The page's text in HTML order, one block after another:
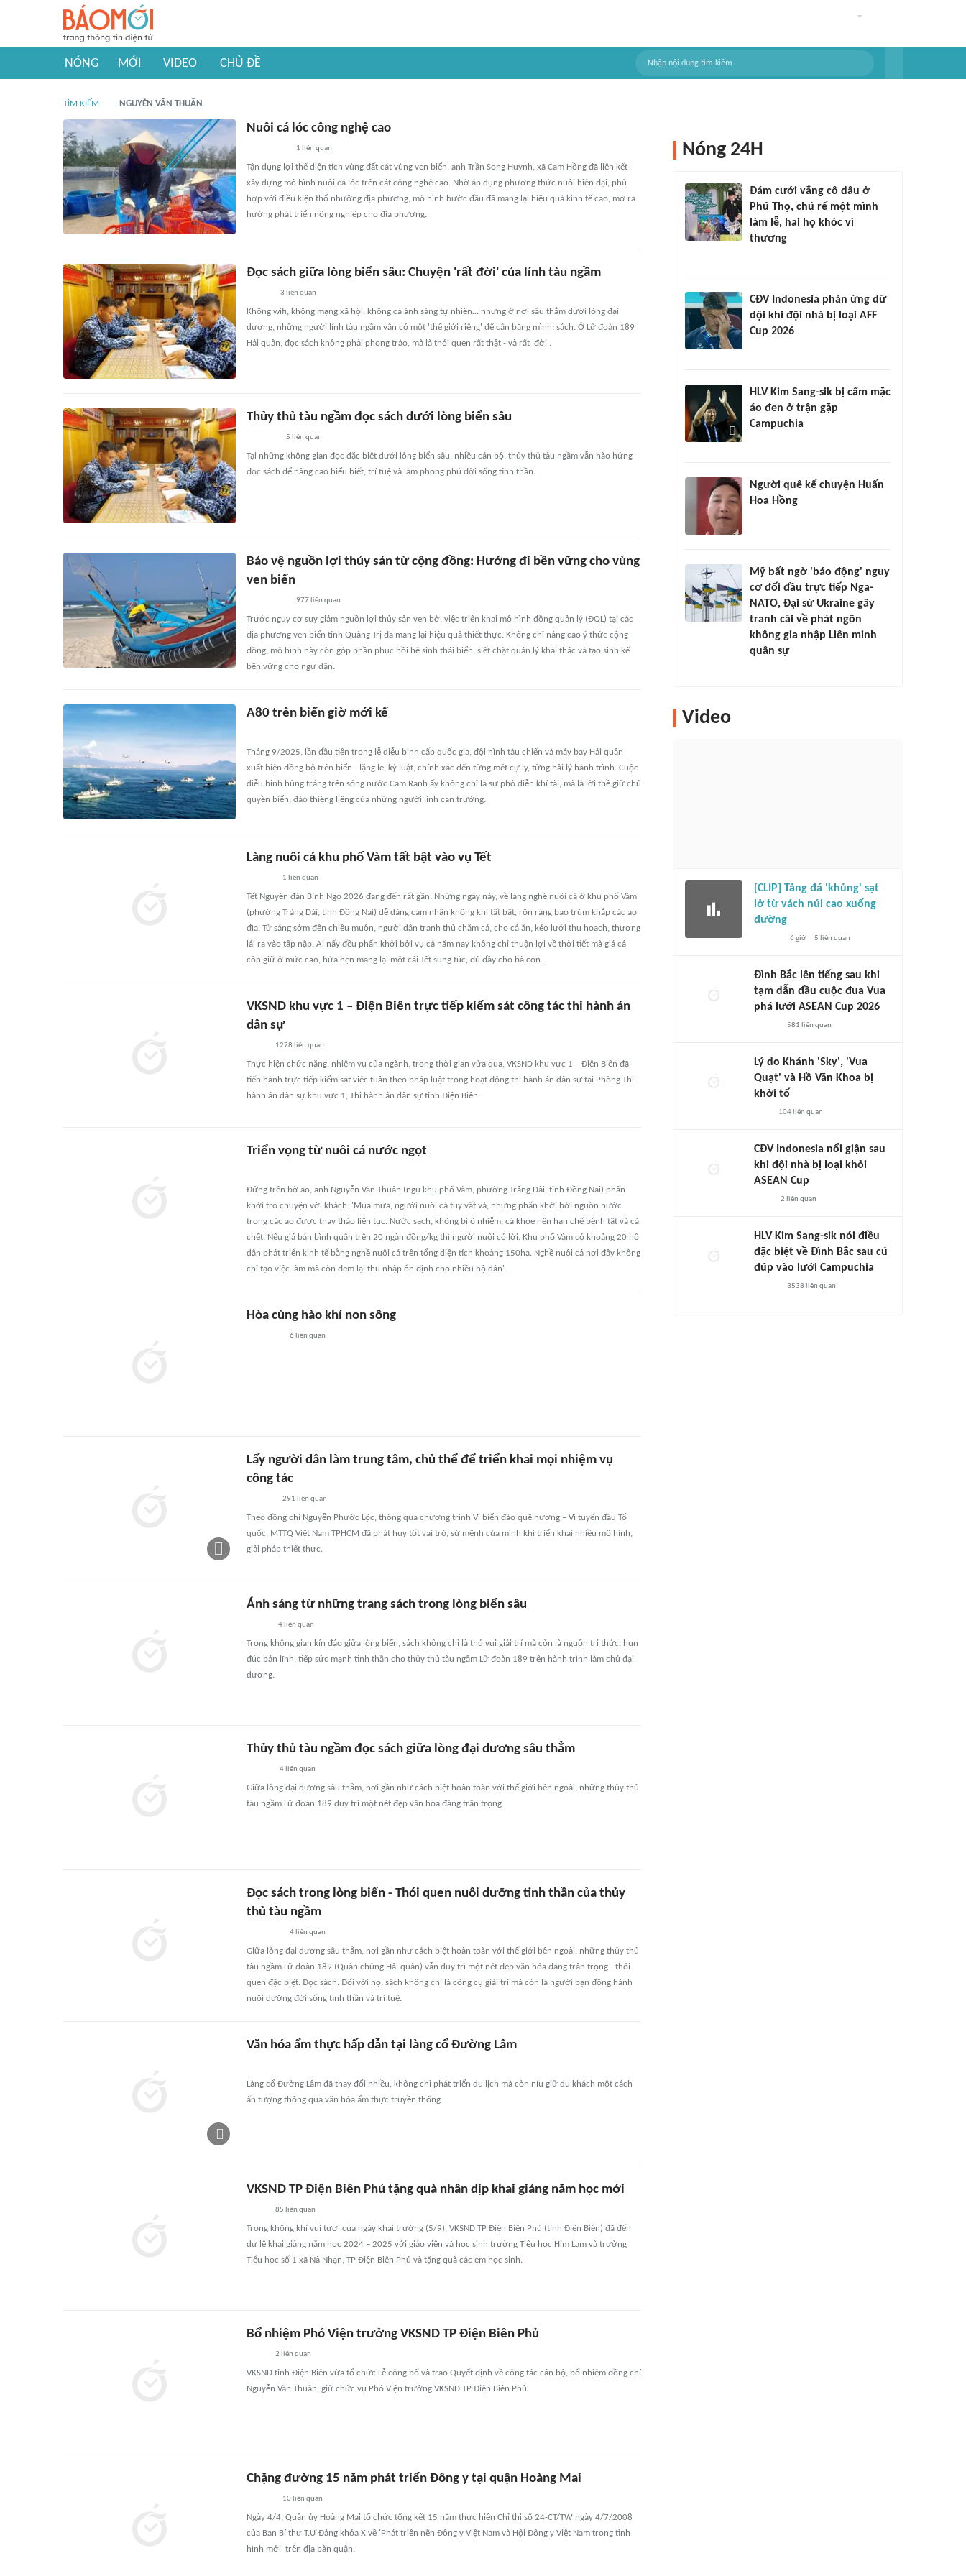
NÓNG MỚI VIDEO CHỦ ĐỀ
TÌM KIẾM NGUYỄN VĂN THUÂN
Nuôi cá lóc công nghệ cao
1 liên quan
Tận dụng lợi thế diện tích vùng đất cát vùng ven biển, anh Trần Song Huynh, xã Cam Hồng đã liên kết
xây dựng mô hình nuôi cá lóc trên cát công nghệ cao. Nhờ áp dụng phương thức nuôi hiện đại, phù
hợp với điều kiện thổ nhưỡng địa phương, mô hình bước đầu đã mang lại hiệu quả kinh tế cao, mở ra
hướng phát triển nông nghiệp cho địa phương.
Đọc sách giữa lòng biển sâu: Chuyện 'rất đời' của lính tàu ngầm
3 liên quan
Không wifi, không mạng xã hội, không cả ánh sáng tự nhiên… nhưng ở nơi sâu thẳm dưới lòng đại
dương, những người lính tàu ngầm vẫn có một 'thế giới riêng' để cân bằng mình: sách. Ở Lữ đoàn 189
Hải quân, đọc sách không phải phong trào, mà là thói quen rất thật - và rất 'đời'.
Thủy thủ tàu ngầm đọc sách dưới lòng biển sâu
5 liên quan
Tại những không gian đọc đặc biệt dưới lòng biển sâu, nhiều cán bộ, thủy thủ tàu ngầm vẫn hào hứng
đọc sách để nâng cao hiểu biết, trí tuệ và làm phong phú đời sống tinh thần.
Bảo vệ nguồn lợi thủy sản từ cộng đồng: Hướng đi bền vững cho vùng
ven biển
977 liên quan
Trước nguy cơ suy giảm nguồn lợi thủy sản ven bờ, việc triển khai mô hình đồng quản lý (ĐQL) tại các
địa phương ven biển tỉnh Quảng Trị đã mang lại hiệu quả thiết thực. Không chỉ nâng cao ý thức cộng
đồng, mô hình này còn góp phần phục hồi hệ sinh thái biển, siết chặt quản lý khai thác và tạo sinh kế
bền vững cho ngư dân.
A80 trên biển giờ mới kể
Tháng 9/2025, lần đầu tiên trong lễ diễu binh cấp quốc gia, đội hình tàu chiến và máy bay Hải quân
xuất hiện đồng bộ trên biển - lặng lẽ, kỷ luật, chính xác đến từng mét cự ly, từng hải lý hành trình. Cuộc
diễu binh hùng tráng trên sóng nước Cam Ranh ấy không chỉ là sự phô diễn khí tài, mà là lời thề giữ chủ
quyền biển, đảo thiêng liêng của những người lính can trường.
Làng nuôi cá khu phố Vàm tất bật vào vụ Tết
1 liên quan
Tết Nguyên đán Bính Ngọ 2026 đang đến rất gần. Những ngày này, về làng nghề nuôi cá ở khu phố Vàm
(phường Trảng Dài, tỉnh Ðồng Nai) dễ dàng cảm nhận không khí tất bật, rộn ràng bao trùm khắp các ao
đìa. Từ sáng sớm đến chiều muộn, người dân tranh thủ chăm cá, cho cá ăn, kéo lưới thu hoạch, thương
lái ra vào tấp nập. Ai nấy đều phấn khởi bởi vụ cá năm nay không chỉ thuận lợi về thời tiết mà giá cá
còn giữ ở mức cao, hứa hẹn mang lại một cái Tết sung túc, đủ đầy cho bà con.
VKSND khu vực 1 – Điện Biên trực tiếp kiểm sát công tác thi hành án
dân sự
1278 liên quan
Thực hiện chức năng, nhiệm vụ của ngành, trong thời gian vừa qua, VKSND khu vực 1 – Điện Biên đã
tiến hành trực tiếp kiểm sát việc tuân theo pháp luật trong hoạt động thi hành án dân sự tại Phòng Thi
hành án dân sự khu vực 1, Thi hành án dân sự tỉnh Điện Biên.
Triển vọng từ nuôi cá nước ngọt
Đứng trên bờ ao, anh Nguyễn Văn Thuân (ngụ khu phố Vàm, phường Trảng Dài, tỉnh Đồng Nai) phấn
khởi trò chuyện với khách: 'Mùa mưa, người nuôi cá tuy vất vả, nhưng phấn khởi bởi nguồn nước
trong các ao được thay tháo liên tục. Nước sạch, không bị ô nhiễm, cá khỏe nên hạn chế bệnh tật và cá
chết. Nếu giá bán bình quân trên 20 ngàn đồng/kg thì người nuôi có lời. Khu phố Vàm có khoảng 20 hộ
dân phát triển kinh tế bằng nghề nuôi cá trên tổng diện tích khoảng 150ha. Nghề nuôi cá nơi đây không
chỉ tạo việc làm mà còn đem lại thu nhập ổn định cho nhiều hộ dân'.
Hòa cùng hào khí non sông
6 liên quan
Lấy người dân làm trung tâm, chủ thể để triển khai mọi nhiệm vụ
công tác
291 liên quan
Theo đồng chí Nguyễn Phước Lộc, thông qua chương trình Vì biển đảo quê hương – Vì tuyến đầu Tổ
quốc, MTTQ Việt Nam TPHCM đã phát huy tốt vai trò, sứ mệnh của mình khi triển khai nhiều mô hình,
giải pháp thiết thực.
Ánh sáng từ những trang sách trong lòng biển sâu
4liên quan
Trong không gian kín đáo giữa lòng biển, sách không chỉ là thú vui giải trí mà còn là nguồn tri thức, hun
đúc bản lĩnh, tiếp sức mạnh tinh thần cho thủy thủ tàu ngầm Lữ đoàn 189 trên hành trình làm chủ đại
dương.
Thủy thủ tàu ngầm đọc sách giữa lòng đại dương sâu thẳm
4liên quan
Giữa lòng đại dương sâu thẳm, nơi gần như cách biệt hoàn toàn với thế giới bên ngoài, những thủy thủ
tàu ngầm Lữ đoàn 189 duy trì một nét đẹp văn hóa đáng trân trọng.
Đọc sách trong lòng biển - Thói quen nuôi dưỡng tinh thần của thủy
thủ tàu ngầm
4 liên quan
Giữa lòng đại dương sâu thẳm, nơi gần như cách biệt hoàn toàn với thế giới bên ngoài, những thủy thủ
tàu ngầm Lữ đoàn 189 (Quân chủng Hải quân) vẫn duy trì một nét đẹp văn hóa đáng trân trọng - thói
quen đặc biệt: Đọc sách. Đối với họ, sách không chỉ là công cụ giải trí mà còn là người bạn đồng hành
nuôi dưỡng đời sống tinh thần và trí tuệ.
Văn hóa ẩm thực hấp dẫn tại làng cổ Đường Lâm
Làng cổ Đường Lâm đã thay đổi nhiều, không chỉ phát triển du lịch mà còn níu giữ du khách một cách
ấn tượng thông qua văn hóa ẩm thực truyền thống.
VKSND TP Điện Biên Phủ tặng quà nhân dịp khai giảng năm học mới
85 liên quan
Trong không khí vui tươi của ngày khai trường (5/9), VKSND TP Điện Biên Phủ (tỉnh Điện Biên) đã đến
dự lễ khai giảng năm học 2024 – 2025 với giáo viên và học sinh trường Tiểu học Him Lam và trường
Tiểu học số 1 xã Nà Nhạn, TP Điện Biên Phủ và tặng quà các em học sinh.
Bổ nhiệm Phó Viện trưởng VKSND TP Điện Biên Phủ
2 liên quan
VKSND tỉnh Điện Biên vừa tổ chức Lễ công bố và trao Quyết định về công tác cán bộ, bổ nhiệm đồng chí
Nguyễn Văn Thuân, giữ chức vụ Phó Viện trưởng VKSND TP Điện Biên Phủ.
Chặng đường 15 năm phát triển Đông y tại quận Hoàng Mai
10 liên quan
Ngày 4/4, Quận ủy Hoàng Mai tổ chức tổng kết 15 năm thực hiện Chỉ thị số 24-CT/TW ngày 4/7/2008
của Ban Bí thư T.Ư Đảng khóa X về 'Phát triển nền Đông y Việt Nam và Hội Đông y Việt Nam trong tình
hình mới' trên địa bàn quận.
Nóng 24H
Đám cưới vắng cô dâu ở
Phú Thọ, chú rể một mình
làm lễ, hai họ khóc vì
thương
CĐV Indonesia phản ứng dữ
dội khi đội nhà bị loại AFF
Cup 2026
HLV Kim Sang-sik bị cấm mặc
áo đen ở trận gặp
Campuchia
Người quê kể chuyện Huấn
Hoa Hồng
Mỹ bất ngờ 'báo động' nguy
cơ đối đầu trực tiếp Nga-
NATO, Đại sứ Ukraine gây
tranh cãi về phát ngôn
không gia nhập Liên minh
quân sự
Video
[CLIP] Tảng đá 'khủng' sạt
lở từ vách núi cao xuống
đường
6 giờ 5 liên quan
Đình Bắc lên tiếng sau khi
tạm dẫn đầu cuộc đua Vua
phá lưới ASEAN Cup 2026
581 liên quan
Lý do Khánh 'Sky', 'Vua
Quạt' và Hồ Văn Khoa bị
khởi tố
104liên quan
CĐV Indonesia nổi giận sau
khi đội nhà bị loại khỏi
ASEAN Cup
2 liên quan
HLV Kim Sang-sik nói điều
đặc biệt về Đình Bắc sau cú
đúp vào lưới Campuchia
3538 liên quan